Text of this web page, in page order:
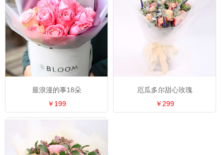
最浪漫的事18朵
￥199
厄瓜多尔甜心玫瑰
￥299